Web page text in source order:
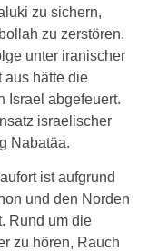
zu sichern,
zu zerstören.
unter iranischer
aus hätte die
Israel abgefeuert.
israelischer
Nabatäa.
ist aufgrund
und den Norden
Rund um die
zu hören, Rauch